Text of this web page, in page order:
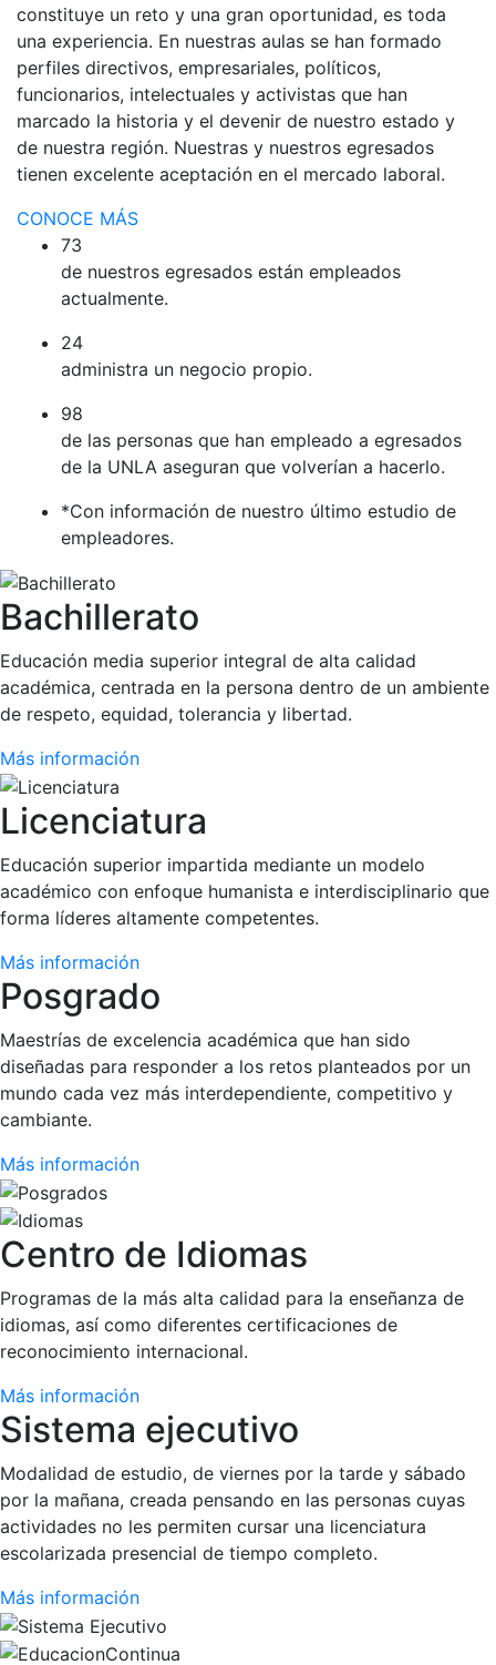
constituye un reto y una gran oportunidad, es toda
una experiencia. En nuestras aulas se han formado
perfiles directivos, empresariales, políticos,
funcionarios, intelectuales y activistas que han
marcado la historia y el devenir de nuestro estado y
de nuestra región. Nuestras y nuestros egresados
tienen excelente aceptación en el mercado laboral.
CONOCE MÁS
73
de nuestros egresados están empleados
actualmente.
24
administra un negocio propio.
98
de las personas que han empleado a egresados
de la UNLA aseguran que volverían a hacerlo.
*Con información de nuestro último estudio de
empleadores.
Bachillerato
Educación media superior integral de alta calidad
académica, centrada en la persona dentro de un ambiente
de respeto, equidad, tolerancia y libertad.
Más información
Licenciatura
Educación superior impartida mediante un modelo
académico con enfoque humanista e interdisciplinario que
forma líderes altamente competentes.
Más información
Posgrado
Maestrías de excelencia académica que han sido
diseñadas para responder a los retos planteados por un
mundo cada vez más interdependiente, competitivo y
cambiante.
Más información
Centro de Idiomas
Programas de la más alta calidad para la enseñanza de
idiomas, así como diferentes certificaciones de
reconocimiento internacional.
Más información
Sistema ejecutivo
Modalidad de estudio, de viernes por la tarde y sábado
por la mañana, creada pensando en las personas cuyas
actividades no les permiten cursar una licenciatura
escolarizada presencial de tiempo completo.
Más información